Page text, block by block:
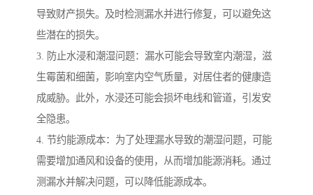
导致财产损失。及时检测漏水并进行修复，可以避免这
些潜在的损失。
3. 防止水浸和潮湿问题：漏水可能会导致室内潮湿，滋
生霉菌和细菌，影响室内空气质量，对居住者的健康造
成威胁。此外，水浸还可能会损坏电线和管道，引发安
全隐患。
4. 节约能源成本：为了处理漏水导致的潮湿问题，可能
需要增加通风和设备的使用，从而增加能源消耗。通过
测漏水并解决问题，可以降低能源成本。